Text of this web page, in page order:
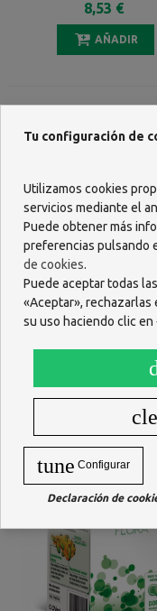
8,53 €
AÑADIR
LIPOGRASIL DREN 14
16,99 €
Tu configuración de
Utilizamos cookies
servicios mediante el
Puede obtener más
preferencias pulsando
de cookies.
Puede aceptar todas
«Aceptar», rechazarlas
su uso haciendo clic en
tune Configurar
Declaración de